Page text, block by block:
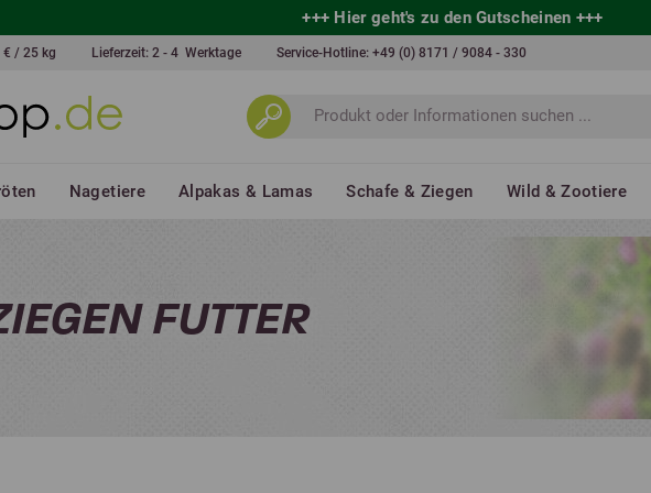
+++ Hier geht's zu den Gutscheinen +++
€ / 25 kg Lieferzeit: 2 - 4 Werktage Service-Hotline: +49 (0) 8171 / 9084 - 330
Nagetiere Alpakas & Lamas Schafe & Ziegen Wild & Zootiere
FUTTER